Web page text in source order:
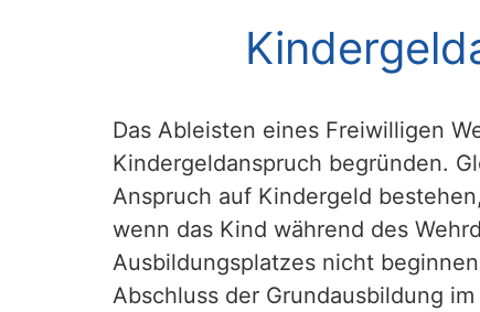
Das Ableisten eines Freiwilligen
Kindergeldanspruch begründen.
Anspruch auf Kindergeld
wenn das Kind während des
Ausbildungsplatzes nicht
Abschluss der Grundausbildung